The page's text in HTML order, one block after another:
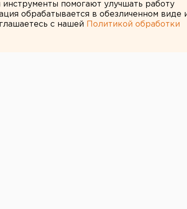
помогают улучшать работу
обрабатывается в обезличенном виде
с нашей
Политикой обработки